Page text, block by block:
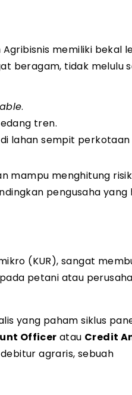
memiliki bekal
beragam, tidak melulu
.
tren.
lahan sempit
mampu menghitung
pengusaha yang
(KUR), sangat
petani atau
yang paham siklus
Officer atau Credit
agraris, sebuah